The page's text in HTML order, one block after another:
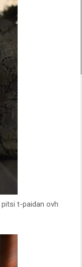
t-paidan ovh